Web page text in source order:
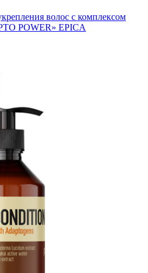
волос с комплексом
POWER» EPICA